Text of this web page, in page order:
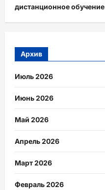
дистанционное обучение
Архив
Июль 2026
Июнь 2026
Май 2026
Апрель 2026
Март 2026
Февраль 2026